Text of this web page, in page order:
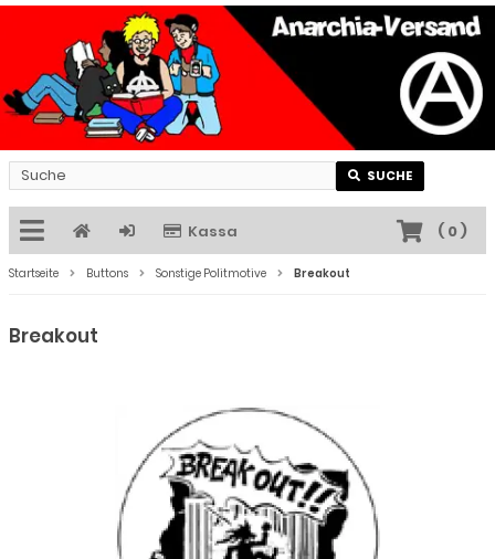
SUCHE
Kassa ( 0)
Startseite Buttons Sonstige Politmotive Breakout
Breakout